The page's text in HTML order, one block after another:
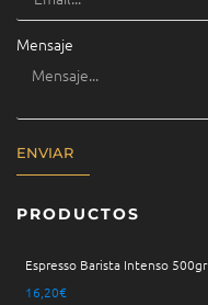
Mensaje
ENVIAR
PRODUCTOS
Espresso Barista Intenso 500gr
16,20€